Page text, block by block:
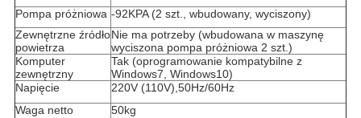
Pompa próżniowa -92KPA (2 szt., wbudowany, wyciszony)
Zewnętrzne źródło
powietrza
Nie ma potrzeby (wbudowana w maszynę
wyciszona pompa próżniowa 2 szt.)
Komputer
zewnętrzny
Tak (oprogramowanie kompatybilne z
Windows7, Windows10)
Napięcie
220V (110V),50Hz/60Hz
Waga netto
50kg